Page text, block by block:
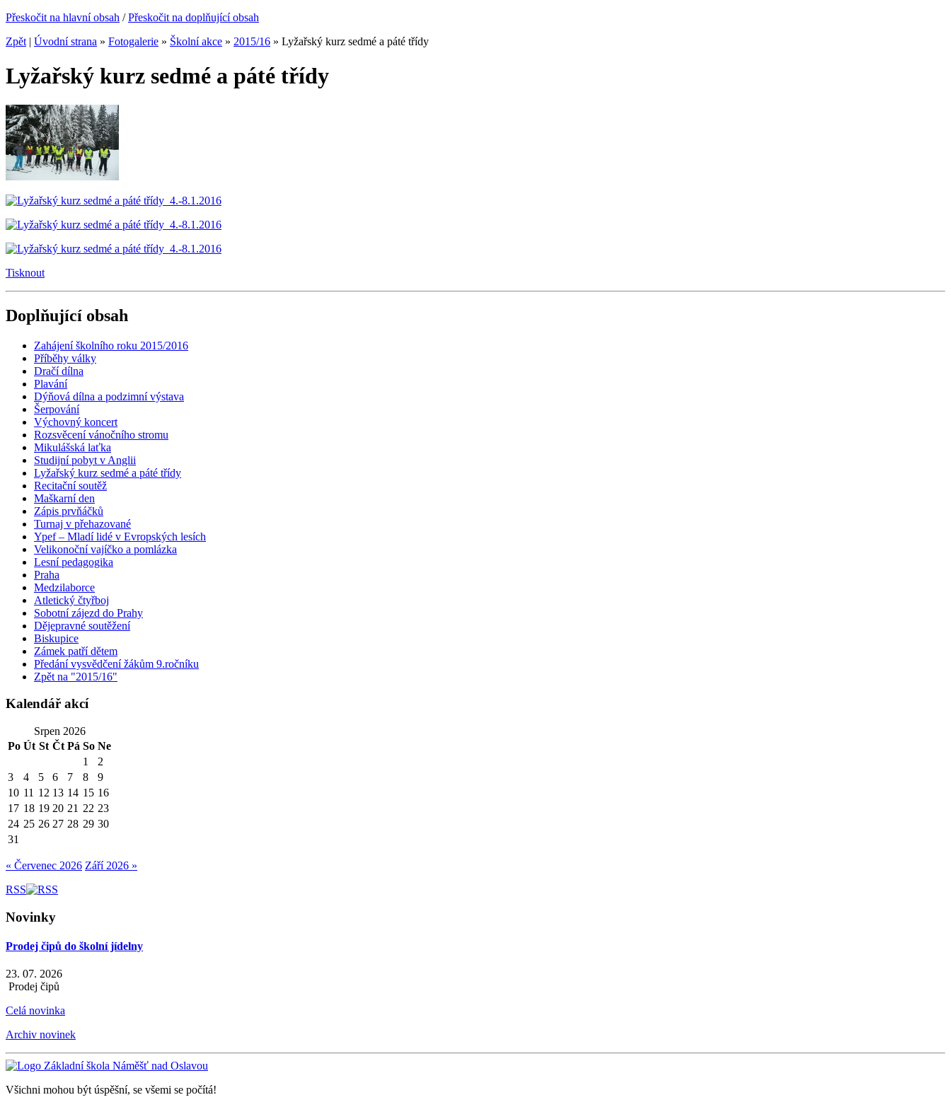
Přeskočit na hlavní obsah /Přeskočit na doplňující obsah
Zpět | Úvodní strana » Fotogalerie » Školní akce » 2015/16 » Lyžařský kurz sedmé a páté třídy
Lyžařský kurz sedmé a páté třídy
Tisknout
Doplňující obsah
Zahájení školního roku 2015/2016
Příběhy války
Dračí dílna
Plavání
Dýňová dílna a podzimní výstava
Šerpování
Výchovný koncert
Rozsvěcení vánočního stromu
Mikulášská laťka
Studijní pobyt v Anglii
Lyžařský kurz sedmé a páté třídy
Recitační soutěž
Maškarní den
Zápis prvňáčků
Turnaj v přehazované
Ypef – Mladí lidé v Evropských lesích
Velikonoční vajíčko a pomlázka
Lesní pedagogika
Praha
Medzilaborce
Atletický čtyřboj
Sobotní zájezd do Prahy
Dějepravné soutěžení
Biskupice
Zámek patří dětem
Předání vysvědčení žákům 9.ročníku
Zpět na "2015/16"
Kalendář akcí
Srpen 2026
Po Út St Čt Pá So Ne
1
2
3
4 5 6 7 8
9
10 11 12 13 14 15 16
17 18 19 20 21 22 23
24 25 26 27 28 29 30
31
« Červenec 2026 Září 2026 »
RSS
Novinky
Prodej čipů do školní jídelny
23. 07. 2026
Prodej čipů
Celá novinka
Archiv novinek
Všichni mohou být úspěšní, se všemi se počítá!